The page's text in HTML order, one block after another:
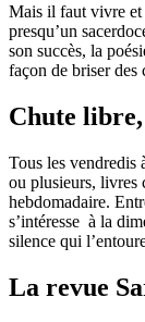
Mais il faut vivre et
presqu’un
son succès, la
façon de briser des
Chute
Tous les vendredis
ou plusieurs, livres
hebdomadaire.
s’intéresse à la
silence qui
La revue